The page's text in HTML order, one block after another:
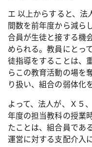
エ 以上からすると、
間数を前年度から減ら
合員が生徒と接する機
められる。教員にとっ
徒指導をすることは、
らこの教育活動の場を
り扱い、組合の弱体化
よって、法人が、Ｘ５
年度の担当教科の授業
たことは、組合員であ
運営に対する支配介入